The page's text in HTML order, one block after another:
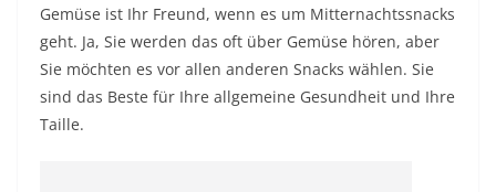
Gemüse ist Ihr Freund, wenn es um Mitternachtssnacks
geht. Ja, Sie werden das oft über Gemüse hören, aber
Sie möchten es vor allen anderen Snacks wählen. Sie
sind das Beste für Ihre allgemeine Gesundheit und Ihre
Taille.